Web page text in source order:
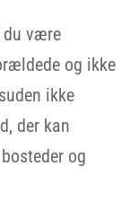
du være
og ikke
ikke
der kan
og